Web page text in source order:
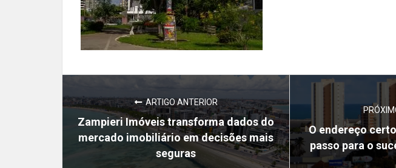
ARTIGO ANTERIOR
Zampieri Imóveis transforma dados do
mercado imobiliário em decisões mais
seguras
O endereço
passo para o